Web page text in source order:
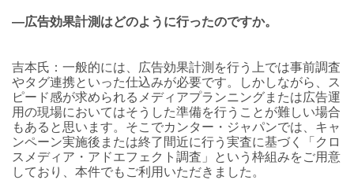
―広告効果計測はどのように行ったのですか。
吉本氏：一般的には、広告効果計測を行う上では事前調査
やタグ連携といった仕込みが必要です。しかしながら、ス
ピード感が求められるメディアプランニングまたは広告運
用の現場においてはそうした準備を行うことが難しい場合
もあると思います。そこでカンター・ジャパンでは、キャ
ンペーン実施後または終了間近に行う実査に基づく「クロ
スメディア・アドエフェクト調査」という枠組みをご用意
しており、本件でもご利用いただきました。